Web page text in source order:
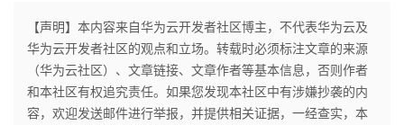
【声明】本内容来自华为云开发者社区博主，不代表华为云及
华为云开发者社区的观点和立场。转载时必须标注文章的来源
（华为云社区）、文章链接、文章作者等基本信息，否则作者
和本社区有权追究责任。如果您发现本社区中有涉嫌抄袭的内
容，欢迎发送邮件进行举报，并提供相关证据，一经查实，本